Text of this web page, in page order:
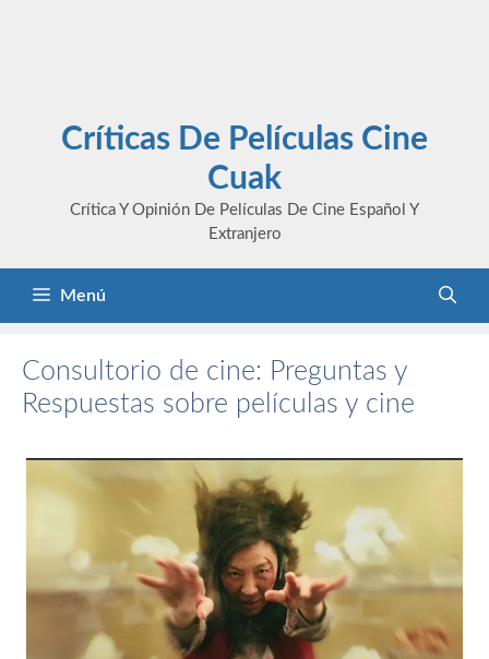
Críticas De Películas Cine
Cuak
Crítica Y Opinión De Películas De Cine Español Y
Extranjero
Menú
Consultorio de cine: Preguntas y
Respuestas sobre películas y cine